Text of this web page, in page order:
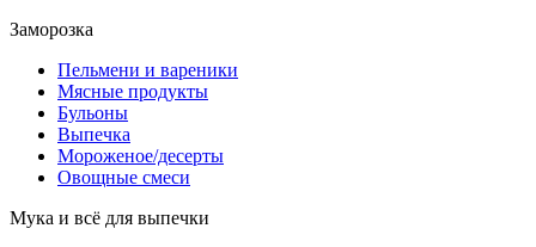
Заморозка
Пельмени и вареники
Мясные продукты
Бульоны
Выпечка
Мороженое/десерты
Овощные смеси
Мука и всё для выпечки